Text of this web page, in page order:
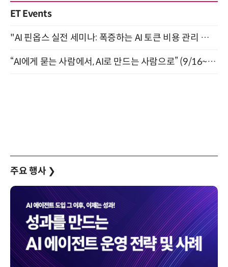
ET Events
"AI 핀옵스 실전 세미나: 폭증하는 AI 토큰 비용 관리 전략" 8월 21일 개최
“AI에게 묻는 사람에서, AI로 만드는 사람으로” (9/16~17)
주요 행사 ❯